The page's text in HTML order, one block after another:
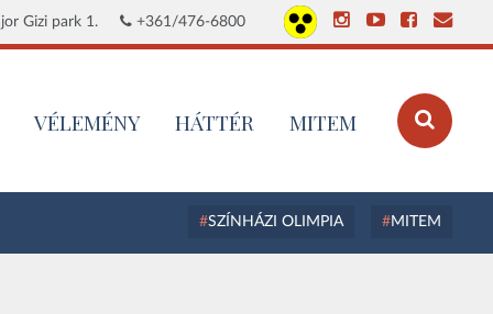
Gizi park 1. +361/476-6800
VÉLEMÉNY HÁTTÉR MITEM
SZÍNHÁZI OLIMPIA MITEM